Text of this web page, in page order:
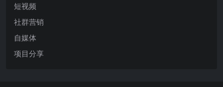
短视频
社群营销
自媒体
项目分享